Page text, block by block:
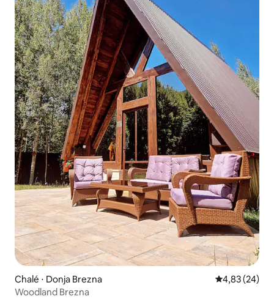
Chalé ⋅ Donja Brezna 4,83 de uma
4,83 (24)
Woodland Brezna